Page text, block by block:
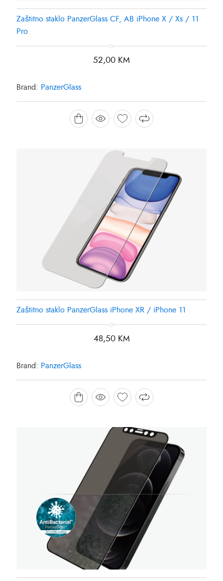
Zaštitno staklo PanzerGlass CF, AB iPhone X / Xs / 11
Pro
52,00 KM
Brand: PanzerGlass
Zaštitno staklo PanzerGlass iPhone XR / iPhone 11
48,50 KM
Brand: PanzerGlass